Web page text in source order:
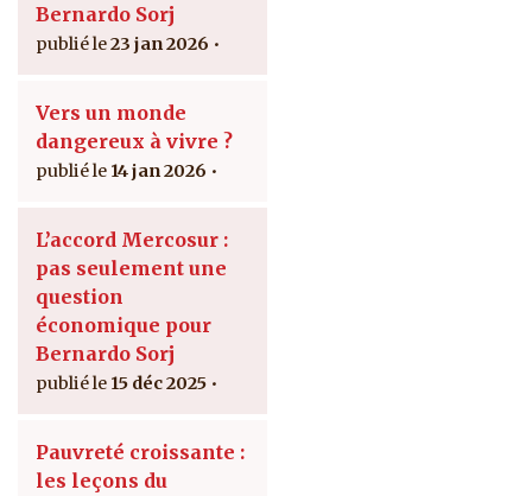
Bernardo Sorj
23 jan 2026
Vers un monde
dangereux à vivre ?
14 jan 2026
L’accord Mercosur :
pas seulement une
question
économique pour
Bernardo Sorj
15 déc 2025
Pauvreté croissante :
les leçons du